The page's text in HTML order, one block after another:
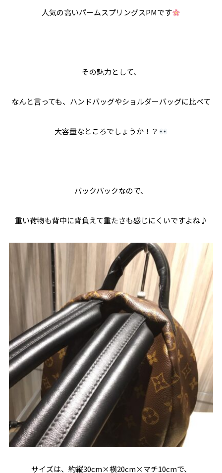
人気の高いパームスプリングスPMです
その魅力として、
なんと言っても、ハンドバッグやショルダーバッグに比べて
大容量なところでしょうか！？
バックパックなので、
重い荷物も背中に背負えて重たさも感じにくいですよね♪
サイズは、約縦30cm×横20cm×マチ10cmで、